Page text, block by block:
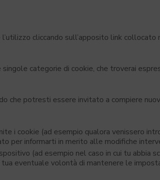
cliccando sull’apposito link collocato
categorie di cookie, che troverai
che potresti essere invitato a compiere
i cookie (ad esempio qualora venissero
per informarti in merito alle modifiche
(ad esempio nel caso in cui tu abbia
eventuale volontà di mantenere le